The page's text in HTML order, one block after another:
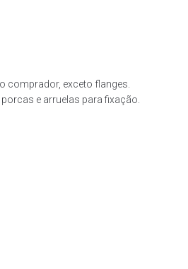
comprador, exceto flanges.
e arruelas para fixação.